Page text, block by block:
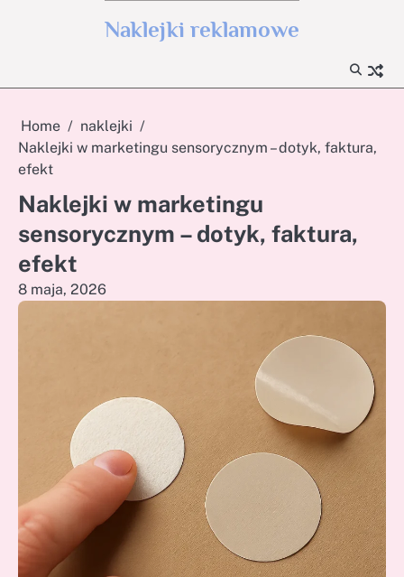
Naklejki reklamowe
Home
naklejki
Naklejki w marketingu sensorycznym – dotyk, faktura,
efekt
Naklejki w marketingu
sensorycznym – dotyk, faktura,
efekt
8 maja, 2026